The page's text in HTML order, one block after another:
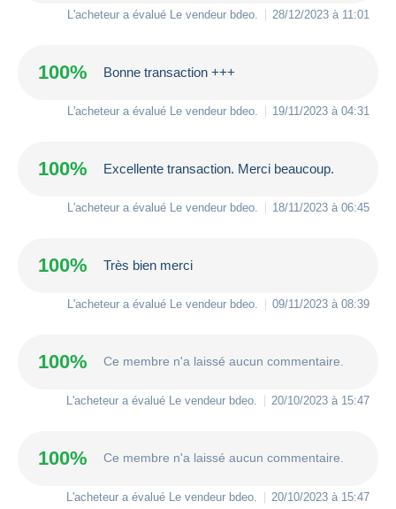
L'acheteur a évalué Le vendeur bdeo 28/12/2023 à 11:01
100% Bonne transaction +++
L'acheteur a évalué Le vendeur bdeo 19/11/2023 à 04:31
100% Excellente transaction. Merci beaucoup.
L'acheteur a évalué Le vendeur bdeo 18/11/2023 à 06:45
100% Très bien merci
L'acheteur a évalué Le vendeur bdeo 09/11/2023 à 08:39
100% Ce membre n'a laissé aucun commentaire.
L'acheteur a évalué Le vendeur bdeo 20/10/2023 à 15:47
100% Ce membre n'a laissé aucun commentaire.
L'acheteur a évalué Le vendeur bdeo 20/10/2023 à 15:47